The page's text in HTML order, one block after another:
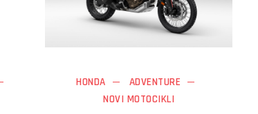
HONDA
ADVENTURE
NOVI MOTOCIKLI